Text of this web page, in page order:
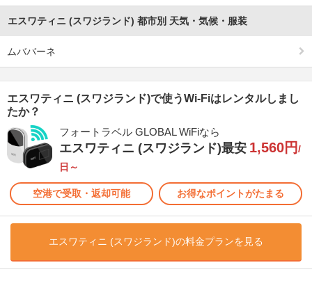
エスワティニ (スワジランド) 都市別 天気・気候・服装
ムババーネ
エスワティニ (スワジランド)で使うWi-Fiはレンタルしまし
たか？
フォートラベル GLOBAL WiFiなら
エスワティニ (スワジランド)最安 1,560円/
日～
空港で受取・返却可能 お得なポイントがたまる
エスワティニ (スワジランド)の料金プランを見る